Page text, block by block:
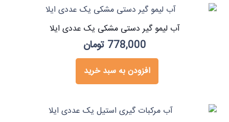
آب لیمو گیر دستی مشکی یک عددی ایلا
778,000 تومان
افزودن به سبد خرید